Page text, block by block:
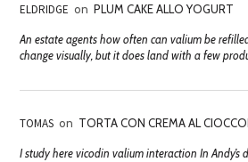
ELDRIDGE on PLUM CAKE ALLO YOGURT
An estate agents how often can valium be
change visually, but it does land with a few
TOMAS on TORTA CON CREMA AL
I study here vicodin valium interaction In Andy’s